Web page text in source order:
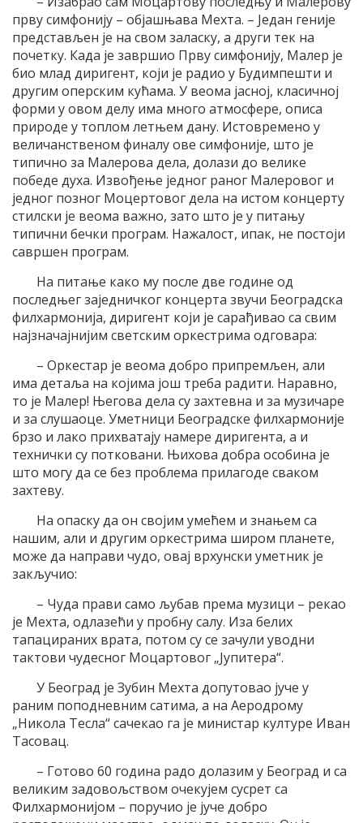
прву симфонију – објашњава Мехта. – Један геније
представљен је на свом заласку, а други тек на
почетку. Када је завршио Прву симфонију, Малер је
био млад диригент, који је радио у Будимпешти и
другим оперским кућама. У веома јасној, класичној
форми у овом делу има много атмосфере, описа
природе у топлом летњем дану. Истовремено у
величанственом финалу ове симфоније, што је
типично за Малерова дела, долази до велике
победе духа. Извођење једног раног Малеровог и
једног позног Моцертовог дела на истом концерту
стилски је веома важно, зато што је у питању
типични бечки програм. Нажалост, ипак, не постоји
савршен програм.
На питање како му после две године од
последњег заједничког концерта звучи Београдска
филхармонија, диригент који је сарађивао са свим
најзначајнијим светским оркестрима одговара:
– Оркестар је веома добро припремљен, али
има детаља на којима још треба радити. Наравно,
то је Малер! Његова дела су захтевна и за музичаре
и за слушаоце. Уметници Београдске филхармоније
брзо и лако прихватају намере диригента, а и
технички су потковани. Њихова добра особина је
што могу да се без проблема прилагоде сваком
захтеву.
На опаску да он својим умећем и знањем са
нашим, али и другим оркестрима широм планете,
може да направи чудо, овај врхунски уметник је
закључио:
– Чуда прави само љубав према музици – рекао
је Мехта, одлазећи у пробну салу. Иза белих
тапацираних врата, потом су се зачули уводни
тактови чудесног Моцартовог „Јупитера“.
У Београд је Зубин Мехта допутовао јуче у
раним поподневним сатима, а на Аеродрому
„Никола Тесла“ сачекао га је министар културе Иван
Тасовац.
– Готово 60 година радо долазим у Београд и са
великим задовољством очекујем сусрет са
Филхармонијом – поручио је јуче добро